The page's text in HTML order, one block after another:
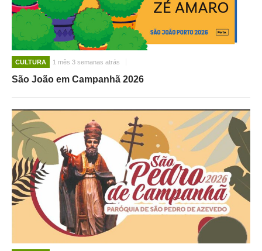
CULTURA 1 mês 3 semanas atrás
São João em Campanhã 2026